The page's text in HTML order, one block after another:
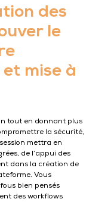
des
le
mise à
tout en donnant plus
la sécurité,
mettra en
de l’appui des
dans la création de
Vous
bien pensés
des workflows